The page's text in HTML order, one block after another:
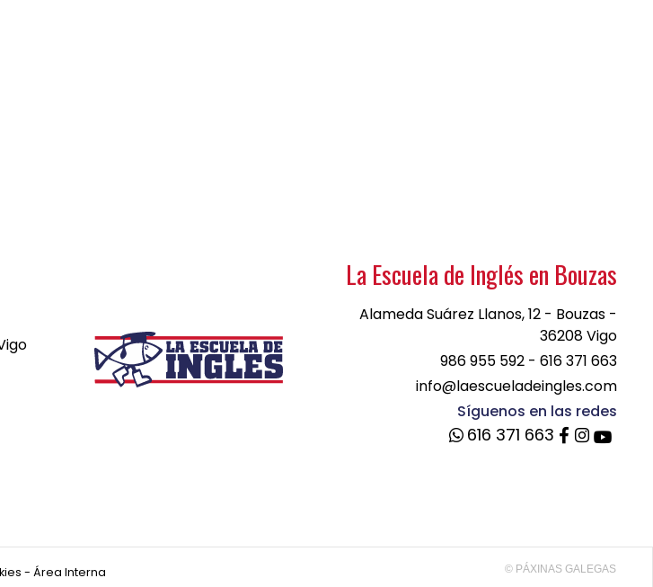
La Escuela de Inglés en Bouzas
Alameda Suárez Llanos, 12 - Bouzas -
36208 Vigo
986 955 592- 616 371 663
info@laescueladeingles.com
Síguenos en las redes
616 371 663
-Área Interna © PÁXINAS GALEGAS